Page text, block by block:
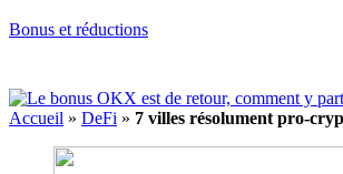
Bonus et réductions
Accueil » DeFi » 7 villes résolument pro-